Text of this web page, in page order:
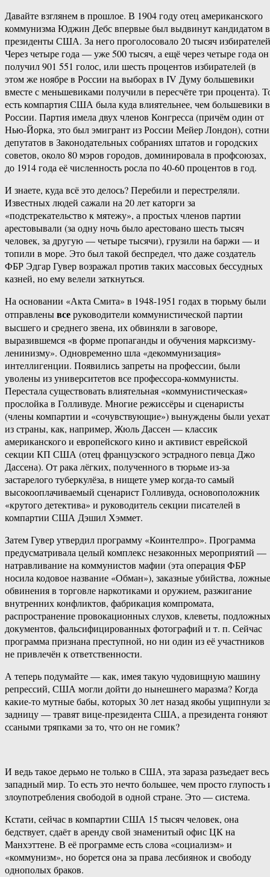
Давайте взглянем в прошлое. В 1904 году отец американского
коммунизма Юджин Дебс впервые был выдвинут кандидатом в
президенты США. За него проголосовало 20 тысяч
Через четыре года — уже 500 тысяч, а ещё через четыре года он
получил 901 551 голос, или шесть процентов избирателей (в
этом же ноябре в России на выборах в IV Думу большевики
вместе с меньшевиками получили в пересчёте три процента).
есть компартия США была куда влиятельнее, чем большевики в
России. Партия имела двух членов Конгресса (причём один от
Нью-Йорка, это был эмигрант из России Мейер Лондон), сотни
депутатов в Законодательных собраниях штатов и городских
советов, около 80 мэров городов, доминировала в профсоюзах,
до 1914 года её численность росла по 40-60 процентов в год.
И знаете, куда всё это делось? Перебили и перестреляли.
Известных людей сажали на 20 лет каторги за
«подстрекательство к мятежу», а простых членов партии
арестовывали (за одну ночь было арестовано шесть тысяч
человек, за другую — четыре тысячи), грузили на баржи — и
топили в море. Это был такой беспредел, что даже создатель
ФБР Эдгар Гувер возражал против таких массовых бессудных
казней, но ему велели заткнуться.
На основании «Акта Смита» в 1948-1951 годах в тюрьму были
отправленывсеруководители коммунистической партии
высшего и среднего звена, их обвиняли в заговоре,
выразившемся «в форме пропаганды и обучения марксизму-
ленинизму». Одновременно шла «декоммунизация»
интеллигенции. Появились запреты на профессии, были
уволены из университетов все профессора-коммунисты.
Перестала существовать влиятельная «коммунистическая»
прослойка в Голливуде. Многие режиссёры и сценаристы
(члены компартии и «сочувствующие») вынуждены были
из страны, как, например, Жюль Дассен — классик
американского и европейского кино и активист еврейской
секции КП США (отец французского эстрадного певца Джо
Дассена). От рака лёгких, полученного в тюрьме из-за
застарелого туберкулёза, в нищете умер когда-то самый
высокооплачиваемый сценарист Голливуда, основоположник
«крутого детектива» и руководитель секции писателей в
компартии США Дэшил Хэммет.
Затем Гувер утвердил программу «Коинтелпро». Программа
предусматривала целый комплекс незаконных мероприятий —
натравливание на коммунистов мафии (эта операция ФБР
носила кодовое название «Обман»), заказные убийства, ложные
обвинения в торговле наркотиками и оружием, разжигание
внутренних конфликтов, фабрикация компромата,
распространение провокационных слухов, клеветы,
документов, фальсифицированных фотографий и т. п. Сейчас
программа признана преступной, но ни один из её участников
не привлечён к ответственности.
А теперь подумайте — как, имея такую чудовищную машину
репрессий, США могли дойти до нынешнего маразма? Когда
какие-то мутные бабы, которых 30 лет назад якобы ущипнули
задницу — травят вице-президента США, а президента гоняют
ссаными тряпками за то, что он не гомик?
И ведь такое дерьмо не только в США, эта зараза разъедает весь
западный мир. То есть это нечто большее, чем просто глупость
злоупотребления свободой в одной стране. Это — система.
Кстати, сейчас в компартии США 15 тысяч человек, она
бедствует, сдаёт в аренду свой знаменитый офис ЦК на
Манхэттене. В её программе есть слова «социализм» и
«коммунизм», но борется она за права лесбиянок и свободу
однополых браков.